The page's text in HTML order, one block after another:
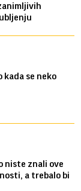
kada se neko
niste znali ove
a trebalo bi